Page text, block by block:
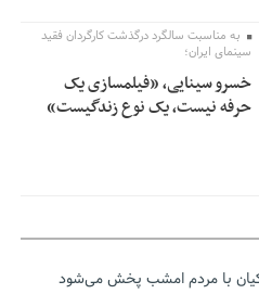
به مناسبت سالگرد درگذشت کارگردان فقید
سینمای ایران؛
خسرو سینایی، «فیلمسازی یک
حرفه نیست، یک نوع زندگیست»
با مردم امشب پخش می‌شود